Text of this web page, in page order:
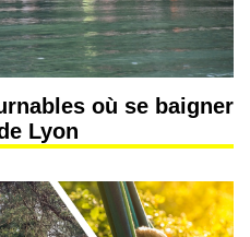
où se baigner
Lyon